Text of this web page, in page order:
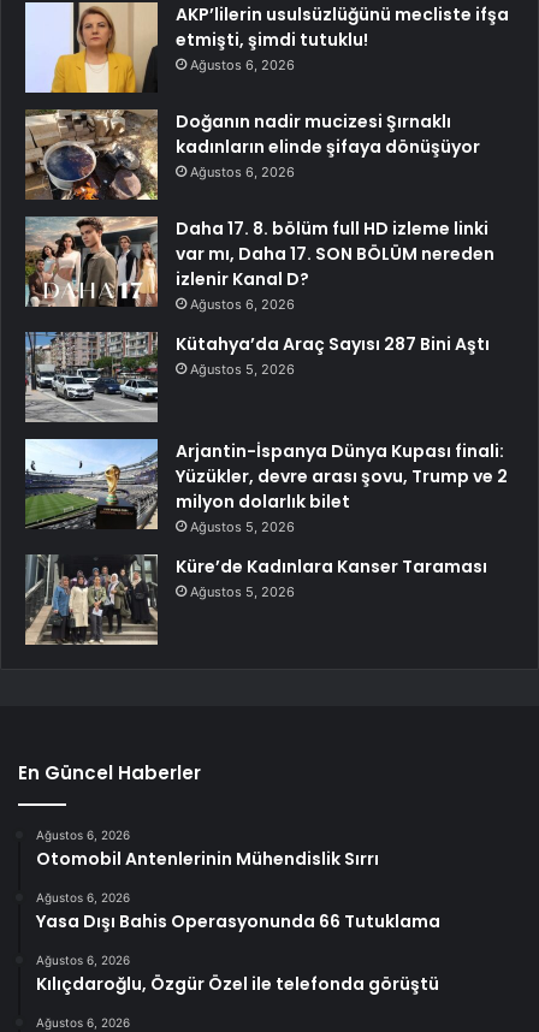
AKP’lilerin usulsüzlüğünü mecliste ifşa
etmişti, şimdi tutuklu!
Ağustos 6, 2026
Doğanın nadir mucizesi Şırnaklı
kadınların elinde şifaya dönüşüyor
Ağustos 6, 2026
Daha 17. 8. bölüm full HD izleme linki
var mı, Daha 17. SON BÖLÜM nereden
izlenir Kanal D?
Ağustos 6, 2026
Kütahya’da Araç Sayısı 287 Bini Aştı
Ağustos 5, 2026
Arjantin-İspanya Dünya Kupası finali:
Yüzükler, devre arası şovu, Trump ve 2
milyon dolarlık bilet
Ağustos 5, 2026
Küre’de Kadınlara Kanser Taraması
Ağustos 5, 2026
En Güncel Haberler
Ağustos 6, 2026
Otomobil Antenlerinin Mühendislik Sırrı
Ağustos 6, 2026
Yasa Dışı Bahis Operasyonunda 66 Tutuklama
Ağustos 6, 2026
Kılıçdaroğlu, Özgür Özel ile telefonda görüştü
Ağustos 6, 2026